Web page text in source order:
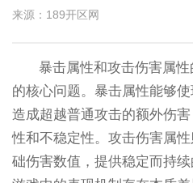
来源：189开区网
暴击属性和攻击伤害属
的核心问题。暴击属性能够
造成超越普通攻击的额外伤
性和不稳定性。攻击伤害属
础伤害数值，提供稳定而持